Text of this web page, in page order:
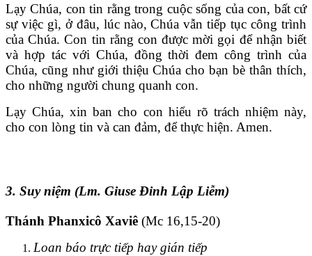
Lạy Chúa, con tin rằng trong cuộc sống của con, bất cứ
sự việc gì, ở đâu, lúc nào, Chúa vẫn tiếp tục công trình
của Chúa. Con tin rằng con được mời gọi để nhận biết
và hợp tác với Chúa, đồng thời đem công trình của
Chúa, cũng như giới thiệu Chúa cho bạn bè thân thích,
cho những người chung quanh con.
Lạy Chúa, xin ban cho con hiểu rõ trách nhiệm này,
cho con lòng tin và can đảm, để thực hiện. Amen.
3. Suy niệm (Lm. Giuse Đinh Lập Liễm)
Thánh Phanxicô Xaviê (Mc 16,15-20)
Loan báo trực tiếp hay gián tiếp